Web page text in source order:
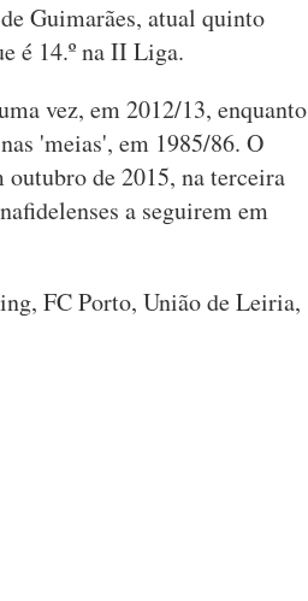
Guimarães, atual quinto
é 14.º na II Liga.
vez, em 2012/13, enquanto
'meias', em 1985/86. O
de 2015, na terceira
a seguirem em
FC Porto, União de Leiria,